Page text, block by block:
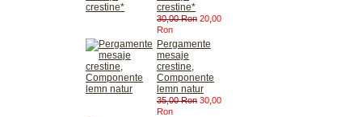
crestine*
30,00 Ron 20,00
Ron
Pergamente
mesaje
crestine,
Componente
lemn natur
35,00 Ron 30,00
Ron